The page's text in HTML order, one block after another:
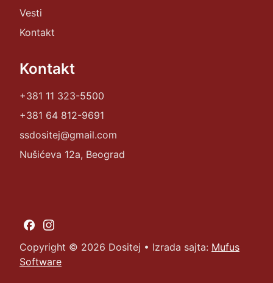
Vesti
Kontakt
Kontakt
+381 11 323-5500
+381 64 812-9691
ssdositej@gmail.com
Nušićeva 12a, Beograd
Copyright © 2026 Dositej • Izrada sajta: Mufus
Software